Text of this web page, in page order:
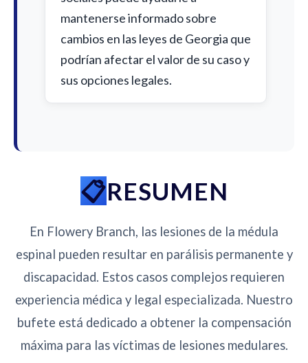
mantenerse informado sobre
cambios en las leyes de Georgia que
podrían afectar el valor de su caso y
sus opciones legales.
RESUMEN
En Flowery Branch, las lesiones de la médula
espinal pueden resultar en parálisis permanente y
discapacidad. Estos casos complejos requieren
experiencia médica y legal especializada. Nuestro
bufete está dedicado a obtener la compensación
máxima para las víctimas de lesiones medulares.